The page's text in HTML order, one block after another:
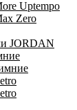
Uptempo
Zero
JORDAN